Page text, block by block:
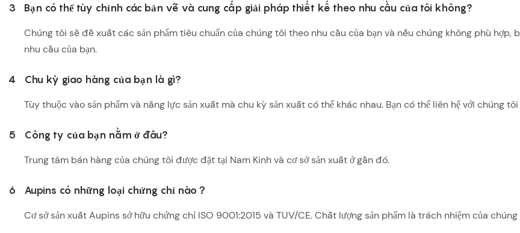
3 Bạn có thể tùy chỉnh các bản vẽ và cung cấp giải pháp thiết kế theo nhu cầu của tôi không?
Chúng tôi sẽ đề xuất các sản phẩm tiêu chuẩn của chúng tôi theo nhu cầu của bạn và nếu chúng không phù
nhu cầu của bạn.
4 Chu kỳ giao hàng của bạn là gì?
Tùy thuộc vào sản phẩm và năng lực sản xuất mà chu kỳ sản xuất có thể khác nhau. Bạn có thể liên hệ với chúng
5 Công ty của bạn nằm ở đâu?
Trung tâm bán hàng của chúng tôi được đặt tại Nam Kinh và cơ sở sản xuất ở gần đó.
6 Aupins có những loại chứng chỉ nào？
Cơ sở sản xuất Aupins sở hữu chứng chỉ ISO 9001:2015 và TUV/CE. Chất lượng sản phẩm là trách nhiệm của